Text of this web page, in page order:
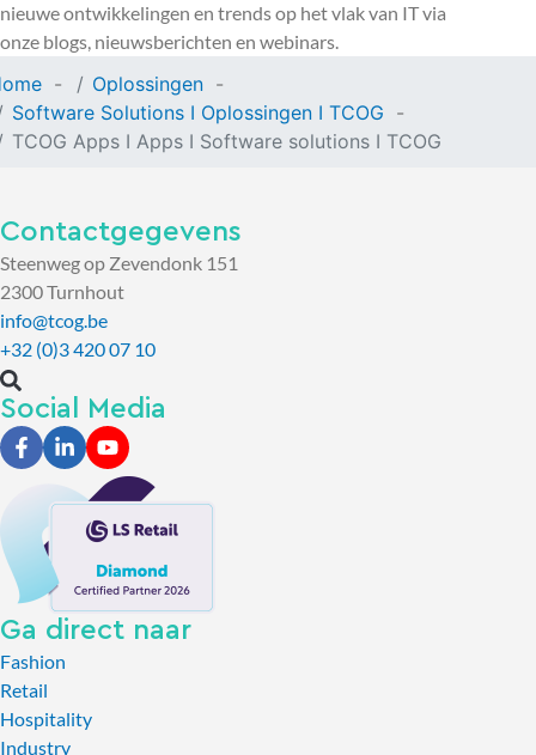
nieuwe ontwikkelingen en trends op het vlak van IT via
onze blogs, nieuwsberichten en webinars.
Oplossingen
Software Solutions I Oplossingen I TCOG
TCOG Apps I Apps I Software solutions I TCOG
Contactgegevens
Steenweg op Zevendonk 151
2300 Turnhout
info@tcog.be
+32 (0)3 420 07 10
Social Media
Ga direct naar
Fashion
Retail
Hospitality
Industry